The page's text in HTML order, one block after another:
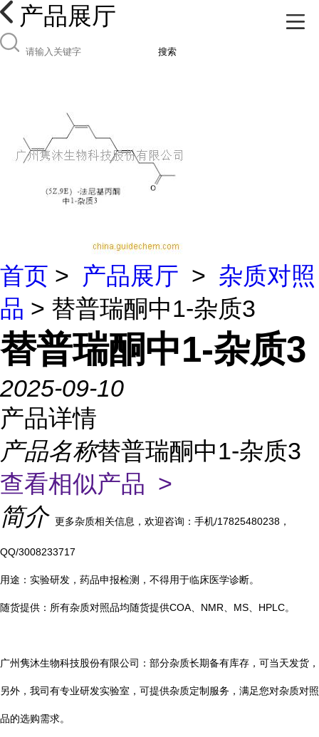
产品展厅
搜索
首页 > 产品展厅 > 杂质对照
品 > 替普瑞酮中1-杂质3
替普瑞酮中1-杂质3
2025-09-10
产品详情
产品名称替普瑞酮中1-杂质3
查看相似产品 >
简介 更多杂质相关信息，欢迎咨询：手机/17825480238，
QQ/3008233717
用途：实验研发，药品申报检测，不得用于临床医学诊断。
随货提供：所有杂质对照品均随货提供COA、NMR、MS、HPLC。
广州隽沐生物科技股份有限公司：部分杂质长期备有库存，可当天发货，
另外，我司有专业研发实验室，可提供杂质定制服务，满足您对杂质对照
品的选购需求。